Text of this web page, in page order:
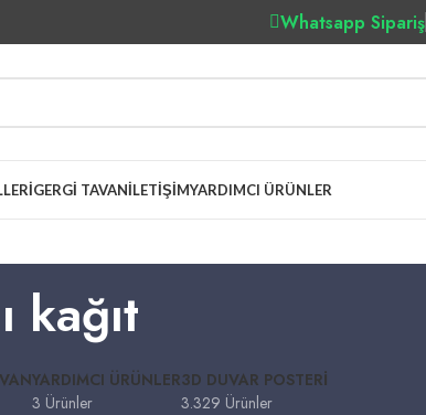
Whatsapp Sipariş
GERGI TAVANİLETIŞIMYARDIMCI ÜRÜNLER
kağıt
YARDIMCI ÜRÜNLER
3 Ürünler
3D DUVAR POSTERI
3.329 Ürünler